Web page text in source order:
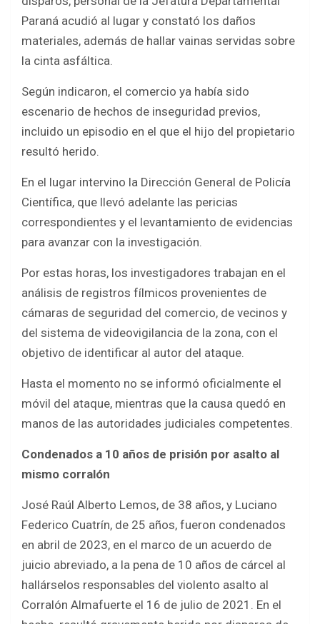
Paraná acudió al lugar y constató los daños
materiales, además de hallar vainas servidas sobre
la cinta asfáltica.
Según indicaron, el comercio ya había sido
escenario de hechos de inseguridad previos,
incluido un episodio en el que el hijo del propietario
resultó herido.
En el lugar intervino la Dirección General de Policía
Científica, que llevó adelante las pericias
correspondientes y el levantamiento de evidencias
para avanzar con la investigación.
Por estas horas, los investigadores trabajan en el
análisis de registros fílmicos provenientes de
cámaras de seguridad del comercio, de vecinos y
del sistema de videovigilancia de la zona, con el
objetivo de identificar al autor del ataque.
Hasta el momento no se informó oficialmente el
móvil del ataque, mientras que la causa quedó en
manos de las autoridades judiciales competentes.
Condenados a 10 años de prisión por asalto al
mismo corralón
José Raúl Alberto Lemos, de 38 años, y Luciano
Federico Cuatrín, de 25 años, fueron condenados
en abril de 2023, en el marco de un acuerdo de
juicio abreviado, a la pena de 10 años de cárcel al
hallárselos responsables del violento asalto al
Corralón Almafuerte el 16 de julio de 2021. En el